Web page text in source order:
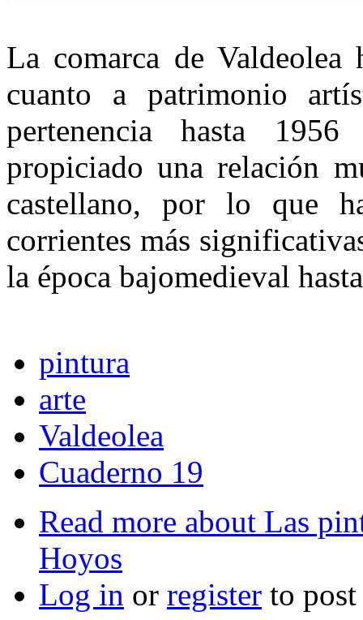
La comarca de
cuanto a patrimonio
pertenencia hasta
propiciado una relación
castellano, por lo que
corrientes más
la época bajomedieval
pintura
arte
Valdeolea
Cuaderno 19
Read more about Las
Hoyos
Log in or register to